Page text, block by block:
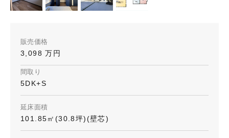
販売価格
3,098 万円
間取り
5DK+S
延床面積
101.85㎡(30.8坪)(壁芯)